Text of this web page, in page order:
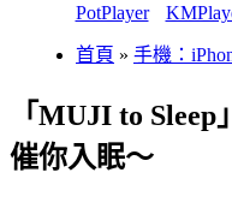
PotPlayer
首頁 » 手機：
「MUJI to
催你入眠～